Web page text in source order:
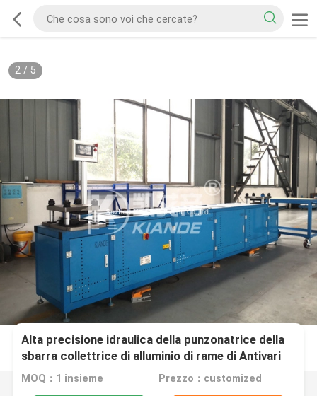
2/ 5
Alta precisione idraulica della punzonatrice della
sbarra collettrice di alluminio di rame di Antivari
Antivari
MOQ：1 insieme Prezzo：customized